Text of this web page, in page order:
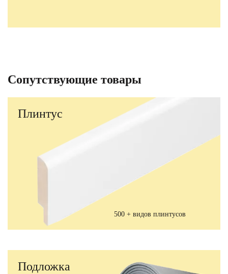
Сопутствующие товары
Плинтус
500 + видов плинтусов
Подложка